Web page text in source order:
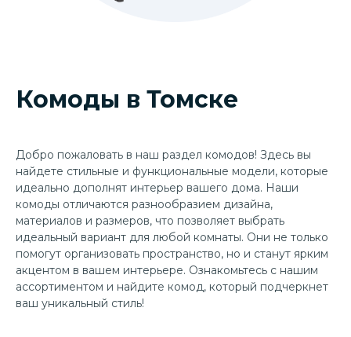
Комоды в Томске
Добро пожаловать в наш раздел комодов! Здесь вы
найдете стильные и функциональные модели, которые
идеально дополнят интерьер вашего дома. Наши
комоды отличаются разнообразием дизайна,
материалов и размеров, что позволяет выбрать
идеальный вариант для любой комнаты. Они не только
помогут организовать пространство, но и станут ярким
акцентом в вашем интерьере. Ознакомьтесь с нашим
ассортиментом и найдите комод, который подчеркнет
ваш уникальный стиль!